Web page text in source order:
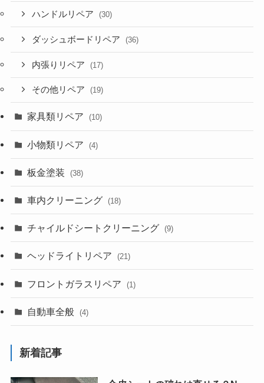
ハンドルリペア (30)
ダッシュボードリペア (36)
内張りリペア (17)
その他リペア (19)
家具類リペア (10)
小物類リペア (4)
板金塗装 (38)
車内クリーニング (18)
チャイルドシートクリーニング (9)
ヘッドライトリペア (21)
フロントガラスリペア (1)
自動車全般 (4)
新着記事